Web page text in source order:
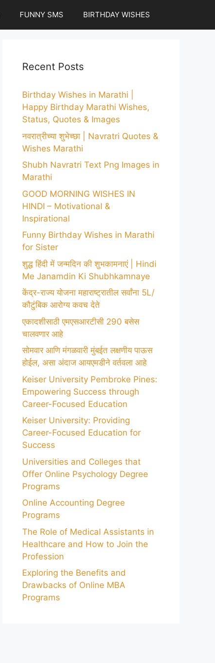
FUNNY SMS BIRTHDAY WISHES
Recent Posts
Birthday Wishes in Marathi |
Happy Birthday Marathi Wishes,
Status, Quotes & Images
नवरात्रीच्या शुभेच्छा | Navratri Quotes &
Wishes Marathi
Shubh Navratri Text Png Images in
Marathi
GOOD MORNING WISHES IN
HINDI – Motivational &
Inspirational
Funny Birthday Wishes in Marathi
for Sister
शुद्ध हिंदी में जन्मदिन की शुभकामनाएं | Hindi
Me Janamdin Ki Shubhkamnaye
केंद्र-राज्य योजना महाराष्ट्रातील सर्वांना 5L/
कौटुंबिक आरोग्य कवच देते
एकादशीसाठी एमएसआरटीसी 290 बसेस
चालवणार आहे
सोमवार आणि मंगळवारी मुंबईत लक्षणीय पाऊस
होईल, असा अंदाज आयएमडीने वर्तवला आहे
Keiser University Pembroke Pines:
Empowering Success through
Career-Focused Education
Keiser University: Providing
Career-Focused Education for
Success
Universities and Colleges that
Offer Online Psychology Degree
Programs
Online Accounting Degree
Programs
The Role of Medical Assistants in
Healthcare and How to Join the
Profession
Exploring the Benefits and
Drawbacks of Online MBA
Programs